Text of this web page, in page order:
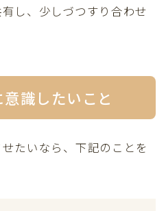
し、少しづつすり合わせ
識したいこと
たいなら、下記のことを